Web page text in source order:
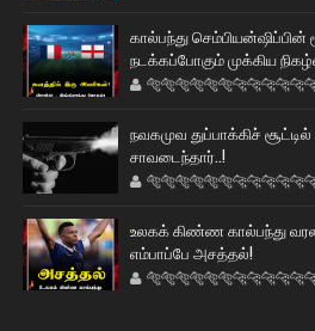
கால்பந்து
நடக்கப்போகும் முக்கிய
நவகமுவ துப்பாக்கிச்
சாவடைந்தார்..!
உலகக் கிண்ண கால்பந்து
எம்பாப்பே அசத்தல்!